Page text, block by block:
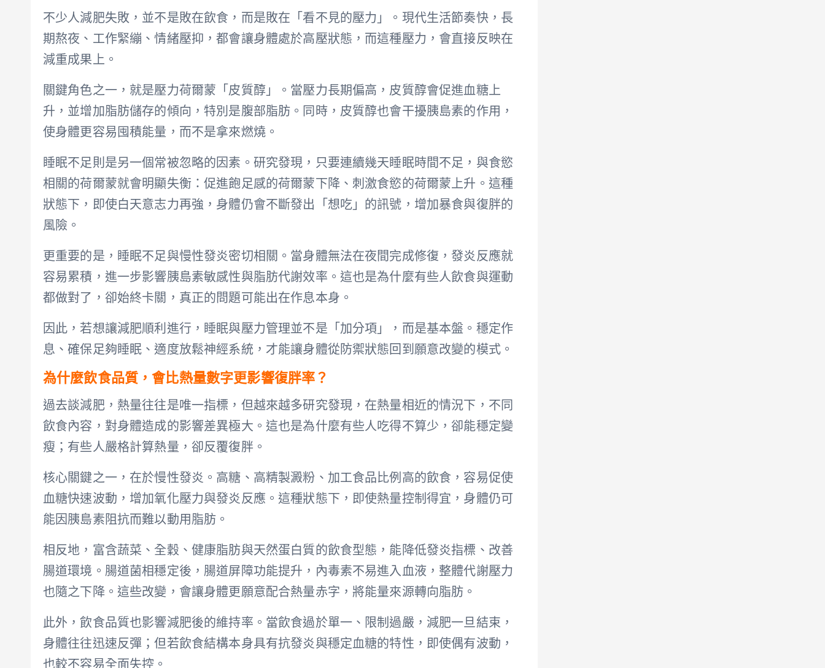
不少人減肥失敗，並不是敗在飲食，而是敗在「看不見的壓力」。現代生活節奏快，長
期熬夜、工作緊繃、情緒壓抑，都會讓身體處於高壓狀態，而這種壓力，會直接反映在
減重成果上。
關鍵角色之一，就是壓力荷爾蒙「皮質醇」。當壓力長期偏高，皮質醇會促進血糖上
升，並增加脂肪儲存的傾向，特別是腹部脂肪。同時，皮質醇也會干擾胰島素的作用，
使身體更容易囤積能量，而不是拿來燃燒。
睡眠不足則是另一個常被忽略的因素。研究發現，只要連續幾天睡眠時間不足，與食慾
相關的荷爾蒙就會明顯失衡：促進飽足感的荷爾蒙下降、刺激食慾的荷爾蒙上升。這種
狀態下，即使白天意志力再強，身體仍會不斷發出「想吃」的訊號，增加暴食與復胖的
風險。
更重要的是，睡眠不足與慢性發炎密切相關。當身體無法在夜間完成修復，發炎反應就
容易累積，進一步影響胰島素敏感性與脂肪代謝效率。這也是為什麼有些人飲食與運動
都做對了，卻始終卡關，真正的問題可能出在作息本身。
因此，若想讓減肥順利進行，睡眠與壓力管理並不是「加分項」，而是基本盤。穩定作
息、確保足夠睡眠、適度放鬆神經系統，才能讓身體從防禦狀態回到願意改變的模式。
為什麼飲食品質，會比熱量數字更影響復胖率？
過去談減肥，熱量往往是唯一指標，但越來越多研究發現，在熱量相近的情況下，不同
飲食內容，對身體造成的影響差異極大。這也是為什麼有些人吃得不算少，卻能穩定變
瘦；有些人嚴格計算熱量，卻反覆復胖。
核心關鍵之一，在於慢性發炎。高糖、高精製澱粉、加工食品比例高的飲食，容易促使
血糖快速波動，增加氧化壓力與發炎反應。這種狀態下，即使熱量控制得宜，身體仍可
能因胰島素阻抗而難以動用脂肪。
相反地，富含蔬菜、全穀、健康脂肪與天然蛋白質的飲食型態，能降低發炎指標、改善
腸道環境。腸道菌相穩定後，腸道屏障功能提升，內毒素不易進入血液，整體代謝壓力
也隨之下降。這些改變，會讓身體更願意配合熱量赤字，將能量來源轉向脂肪。
此外，飲食品質也影響減肥後的維持率。當飲食過於單一、限制過嚴，減肥一旦結束，
身體往往迅速反彈；但若飲食結構本身具有抗發炎與穩定血糖的特性，即使偶有波動，